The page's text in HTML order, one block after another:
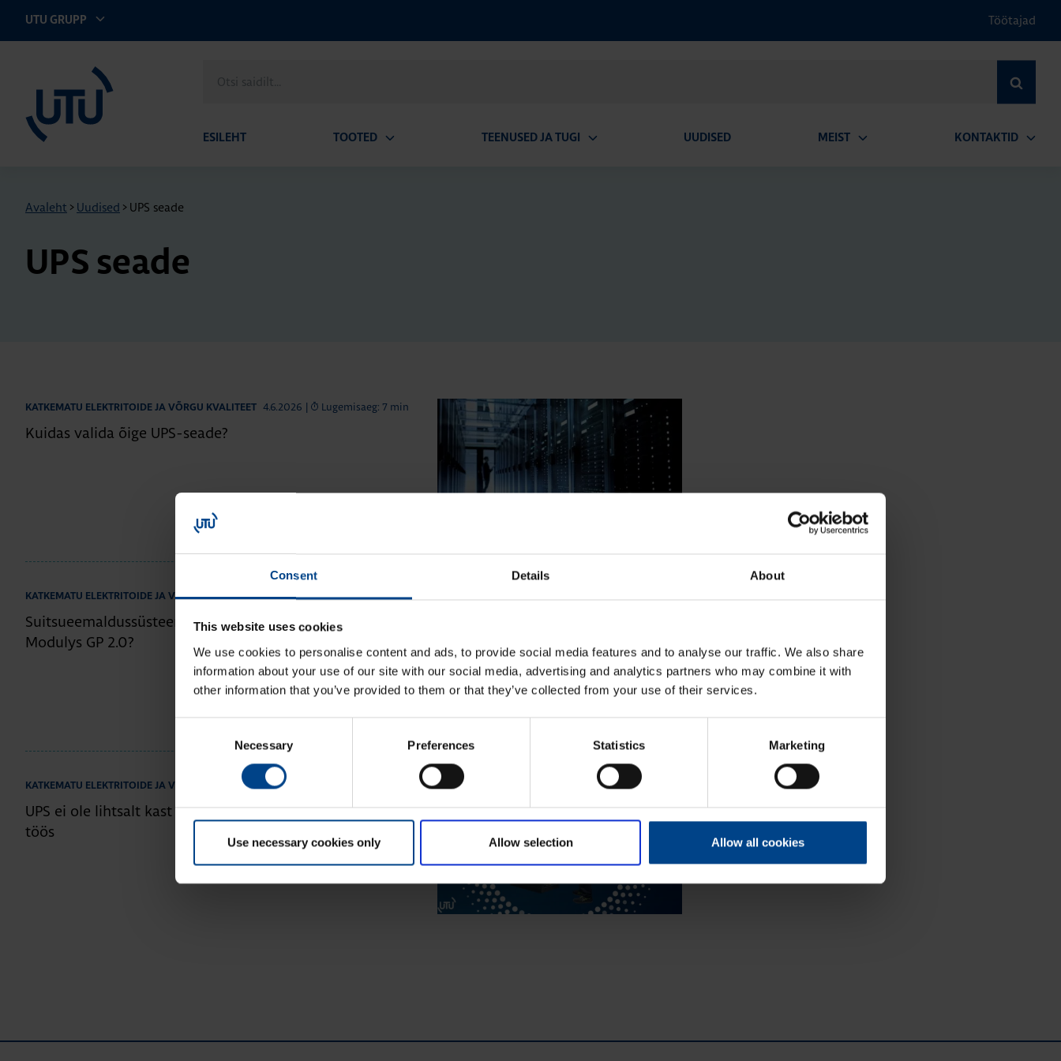
Consent Details About
This website uses cookies
We use cookies to personalise content and ads, to provide social media features and to analyse our traffic. We also share
information about your use of our site with our social media, advertising and analytics partners who may combine it with
other information that you’ve provided to them or that they’ve collected from your use of their services.
Necessary Preferences Statistics Marketing
Use necessary cookies only Allow selection Allow all cookies
UTU GRUPP Töötajad
saidilt
ESILEHT TOOTED TEENUSED JA TUGI UUDISED MEIST KONTAKTID
Avaleht > Uudised > UPS seade
UPS seade
KATKEMATU ELEKTRITOIDE JA VÕRGU KVALITEET 4.6.2026 | Lugemisaeg: 7 min
Kuidas valida õige UPS-seade?
KATKEMATU ELEKTRITOIDE JA VÕRGU KVALITEET 20.4.2026 | Lugemisaeg: 4 min
Suitsueemaldussüsteemi UPS: miks valida Socomec
Modulys GP 2.0?
KATKEMATU ELEKTRITOIDE JA VÕRGU KVALITEET 22.1.2026
UPS ei ole lihtsalt kast nurgas – miks hooldus hoiab sinu äri
töös